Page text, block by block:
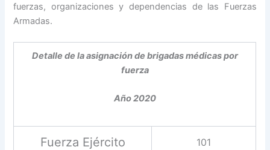
fuerzas, organizaciones y dependencias de las Fuerzas
Armadas.
Detalle de la asignación de brigadas médicas por
fuerza
Año 2020
Fuerza Ejército 101